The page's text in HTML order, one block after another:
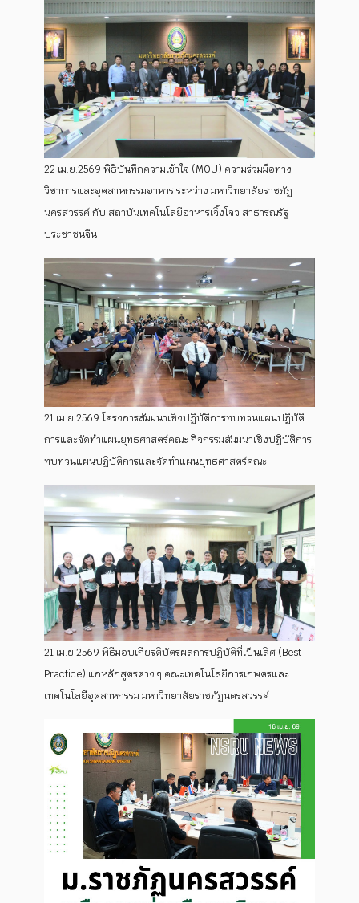
22 เม.ย.2569 พิธีบันทึกความเข้าใจ (MOU) ความร่วมมือทาง
วิชาการและอุตสาหกรรมอาหาร ระหว่าง มหาวิทยาลัยราชภัฏ
นครสวรรค์ กับ สถาบันเทคโนโลยีอาหารเจิ้งโจว สาธารณรัฐ
ประชาชนจีน
21 เม.ย.2569 โครงการสัมมนาเชิงปฏิบัติการทบทวนแผนปฏิบัติ
การและจัดทำแผนยุทธศาสตร์คณะ กิจกรรมสัมมนาเชิงปฏิบัติการ
ทบทวนแผนปฏิบัติการและจัดทำแผนยุทธศาสตร์คณะ
21 เม.ย.2569 พิธีมอบเกียรติบัตรผลการปฏิบัติที่เป็นเลิศ (Best
Practice) แก่หลักสูตรต่าง ๆ คณะเทคโนโลยีการเกษตรและ
เทคโนโลยีอุตสาหกรรม มหาวิทยาลัยราชภัฏนครสวรรค์